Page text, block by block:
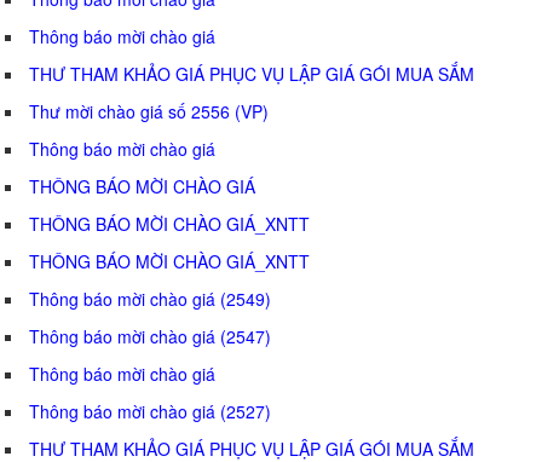
Thông báo mời chào giá
THƯ THAM KHẢO GIÁ PHỤC VỤ LẬP GIÁ GÓI MUA SẮM
Thư mời chào giá số 2556 (VP)
Thông báo mời chào giá
THÔNG BÁO MỜI CHÀO GIÁ
THÔNG BÁO MỜI CHÀO GIÁ_XNTT
THÔNG BÁO MỜI CHÀO GIÁ_XNTT
Thông báo mời chào giá (2549)
Thông báo mời chào giá (2547)
Thông báo mời chào giá
Thông báo mời chào giá (2527)
THƯ THAM KHẢO GIÁ PHỤC VỤ LẬP GIÁ GÓI MUA SẮM